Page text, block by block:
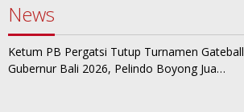
News
Ketum PB Pergatsi Tutup Turnamen Gateball
Gubernur Bali 2026, Pelindo Boyong Jua…